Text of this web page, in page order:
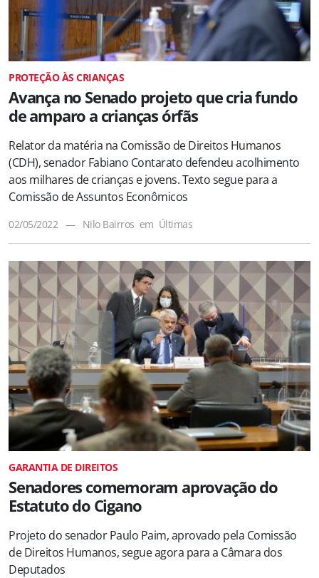
PROTEÇÃO ÀS CRIANÇAS
Avança no Senado projeto que cria fundo
de amparo a crianças órfãs
Relator da matéria na Comissão de Direitos Humanos
(CDH), senador Fabiano Contarato defendeu acolhimento
aos milhares de crianças e jovens. Texto segue para a
Comissão de Assuntos Econômicos
02/05/2022 — Nilo Bairros em Últimas
GARANTIA DE DIREITOS
Senadores comemoram aprovação do
Estatuto do Cigano
Projeto do senador Paulo Paim, aprovado pela Comissão
de Direitos Humanos, segue agora para a Câmara dos
Deputados